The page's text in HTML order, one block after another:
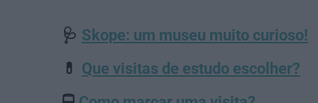
🩺 Skope: um museu muito curioso!
💊 Que visitas de estudo escolher?